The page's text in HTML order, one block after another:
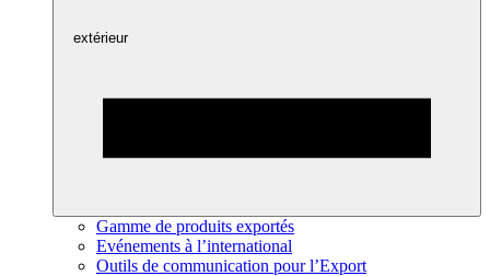
extérieur
Gamme de produits exportés
Evénements à l’international
Outils de communication pour l’Export